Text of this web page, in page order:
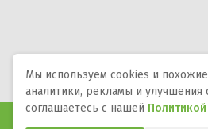
Мы используем cookies и
аналитики, рекламы и улучшения
соглашаетесь с нашей